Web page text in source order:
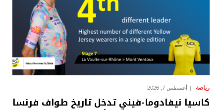
رياضة أغسطس 7, 2026
كاسيا نيفادوما-فيني تدخل تاريخ طواف فرنسا